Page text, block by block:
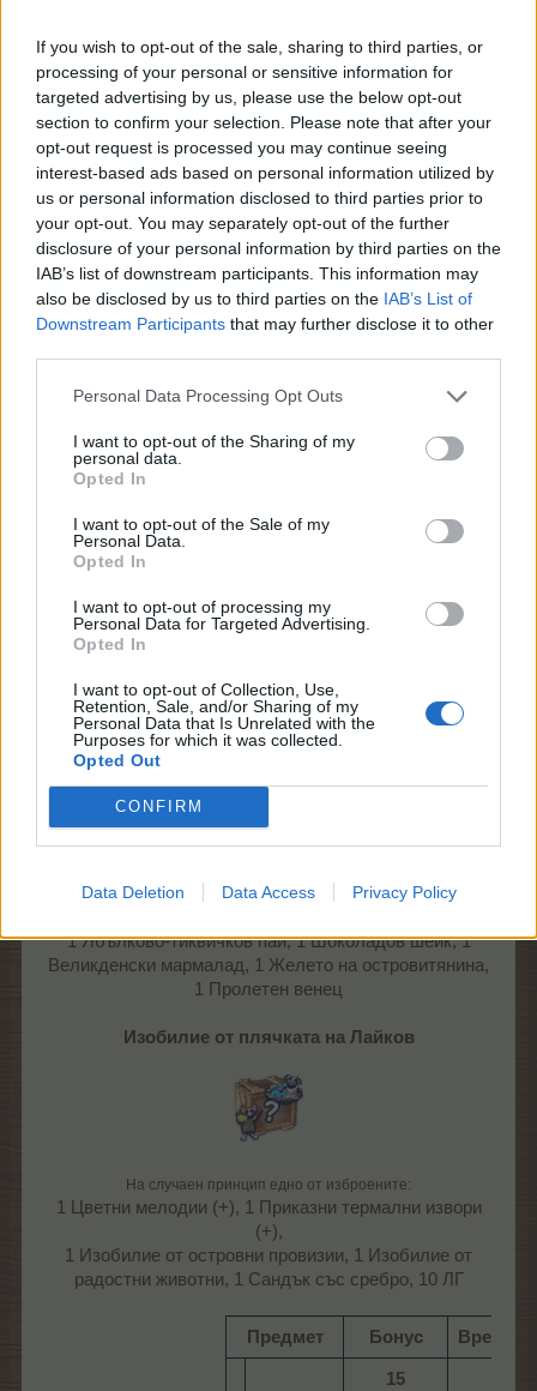
If you wish to opt-out of the sale, sharing to third parties, or
processing of your personal or sensitive information for
targeted advertising by us, please use the below opt-out
section to confirm your selection. Please note that after your
opt-out request is processed you may continue seeing
interest-based ads based on personal information utilized by
us or personal information disclosed to third parties prior to
your opt-out. You may separately opt-out of the further
disclosure of your personal information by third parties on the
IAB’s list of downstream participants. This information may
also be disclosed by us to third parties on the IAB’s List of
Downstream Participants that may further disclose it to other
Personal Data Processing Opt Outs
I want to opt-out of the Sharing of my
personal data.
Opted In
I want to opt-out of the Sale of my
Personal Data.
Opted In
I want to opt-out of processing my
Personal Data for Targeted Advertising.
Opted In
I want to opt-out of Collection, Use,
Retention, Sale, and/or Sharing of my
Personal Data that Is Unrelated with the
Purposes for which it was collected.
Opted Out
CONFIRM
Data Deletion Data Access Privacy Policy
Изобилие от
весели
животни
Изобилие от
практични
1​
Изобилие от
чудеса
Изобилие от
сандъци
1​
Изобилие от
практични
стоки V
1​
Изобилие от
смешни
животни
Сандък с ТО 1​
Сандък със
сребро
1​
Изобилие от
лалогулдени
Изобилие от
тор
2​
Изобилие от
занаятчии III​
2​
Изобилие от
плячката на
Лайков​
изненади
3​
инструменти
Изобилие от
занаятчии II
Изобилие от
Изобилие от
инструменти
други
На случаен принцип едно от изброените:
1 Кекс от моркови, 1 Топчета от сирене, 1 Сладко от
бодливо грозде, 1 Мармалад от гуава,
1 Маслинено-чесново песто, 1 Мармалад от рози, 1
Пъстър букет, 1 Яйчен пунш, 1 Меденки, 1 Вълшебна
1 Мандрагоров прах, 1 Съдбовно питие, 1 Вълшебно
1 Ябълково-тиквичков пай, 1 Шоколадов шейк, 1
Великденски мармалад, 1 Желето на островитянина,
1 Пролетен венец
Изобилие от плячката на Лайков
На случаен принцип едно от изброените:
1 Цветни мелодии (+), 1 Приказни термални извори
(+),
1 Изобилие от островни провизии, 1 Изобилие от
радостни животни, 1 Сандък със сребро, 10 ЛГ​
Предмет Бонус Време
15